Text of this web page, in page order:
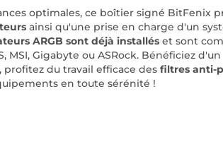
optimales, ce boîtier signé BitFenix
ainsi qu'une prise en charge d'un
ARGB sont déjà installés et sont
MSI, Gigabyte ou ASRock. Bénéficiez d'un
du travail efficace des filtres anti-
en toute sérénité !